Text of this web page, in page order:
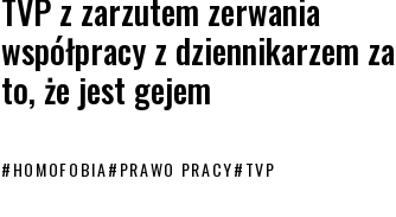
TVP z zarzutem zerwania
współpracy z dziennikarzem za
to, że jest gejem
#HOMOFOBIA#PRAWO PRACY#TVP